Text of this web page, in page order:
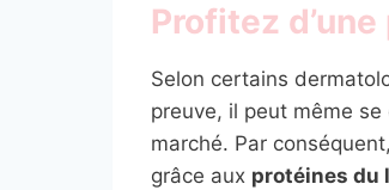
Profitez
Selon certains
preuve, il peut même
marché. Par
grâce aux protéines du